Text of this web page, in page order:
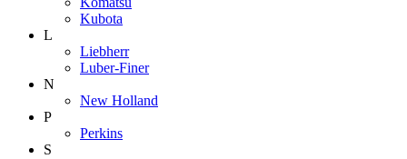
Kubota
L
Liebherr
Luber-Finer
N
New Holland
P
Perkins
S